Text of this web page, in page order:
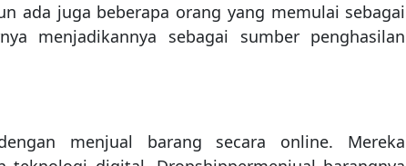
ada juga beberapa orang yang memulai sebagai
menjadikannya sebagai sumber penghasilan
menjual barang secara online. Mereka